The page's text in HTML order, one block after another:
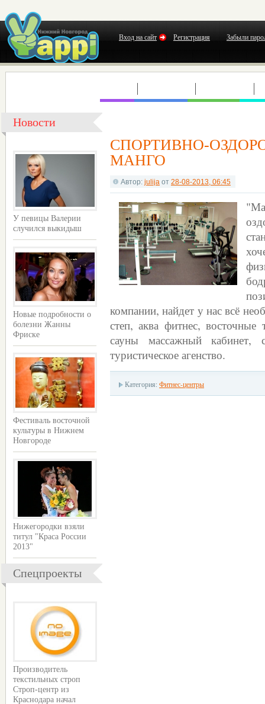
Вход на сайт Регистрация Забыли
Новости
У певицы Валерии
случился выкидыш
Новые подробности о
болезни Жанны
Фриске
Фестиваль восточной
культуры в Нижнем
Новгороде
Нижегородки взяли
титул "Краса России
2013"
Спецпроекты
Производитель
текстильных строп
Строп-центр из
Краснодара начал
СПОРТИВНО-
МАНГО
Автор: julija от 28-08-2013, 06:45
компании, найдет у нас всё
степ, аква фитнес,
сауны массажный кабинет,
туристическое агенство.
Категория: Фитнес-центры